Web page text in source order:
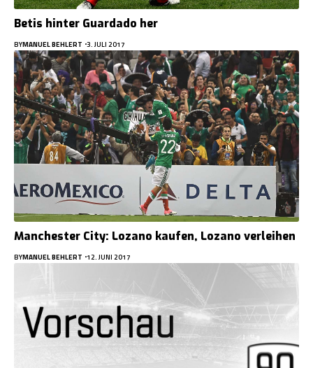
Betis hinter Guardado her
BYMANUEL BEHLERT 3. JULI 2017
Manchester City: Lozano kaufen, Lozano verleihen
BYMANUEL BEHLERT 12. JUNI 2017